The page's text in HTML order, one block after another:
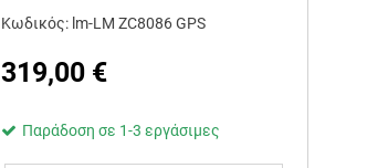
Κωδικός: lm-LM ZC8086 GPS
319,00 €
Παράδοση σε 1-3 εργάσιμες